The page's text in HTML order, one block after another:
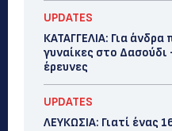
UPDATES
ΚΑΤΑΓΓΕΛΙΑ: Για
γυναίκες στο Δασούδι
έρευνες
UPDATES
ΛΕΥΚΩΣΙΑ: Γιατί ένας